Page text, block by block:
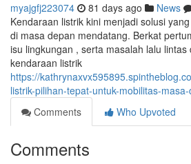
myajgfj223074 81 days ago News
Kendaraan listrik kini menjadi solusi
di masa depan mendatang. Berkat
isu lingkungan , serta masalah lalu lintas
kendaraan listrik
https://
listrik-pilihan-tepat-untuk-mobilitas-
Comments
Who Upvoted
Comments